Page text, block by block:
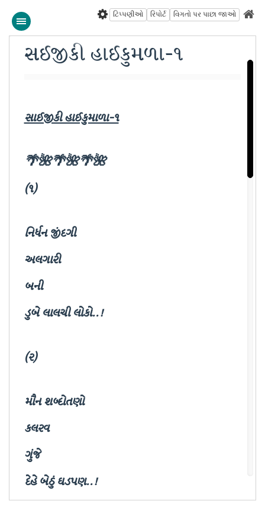
વિગતો પર પાછા જાઓ
રિપોર્ટ
ટિપ્પણીઓ
સાઈજીકી હાઈકુમાળા-૧
સાઈજીકી હાઈકુમાળા-૧
🌴🌺🌴🌺🌴🌺
(૧)
નિર્ધન જીંદગી
અલગારી
બની
ડુબે લાલચી લોકો..!
(૨)
મૌન શબ્દોતણો
કલરવ
ગુંજે
દેહે બેઠું ઘડપણ..!